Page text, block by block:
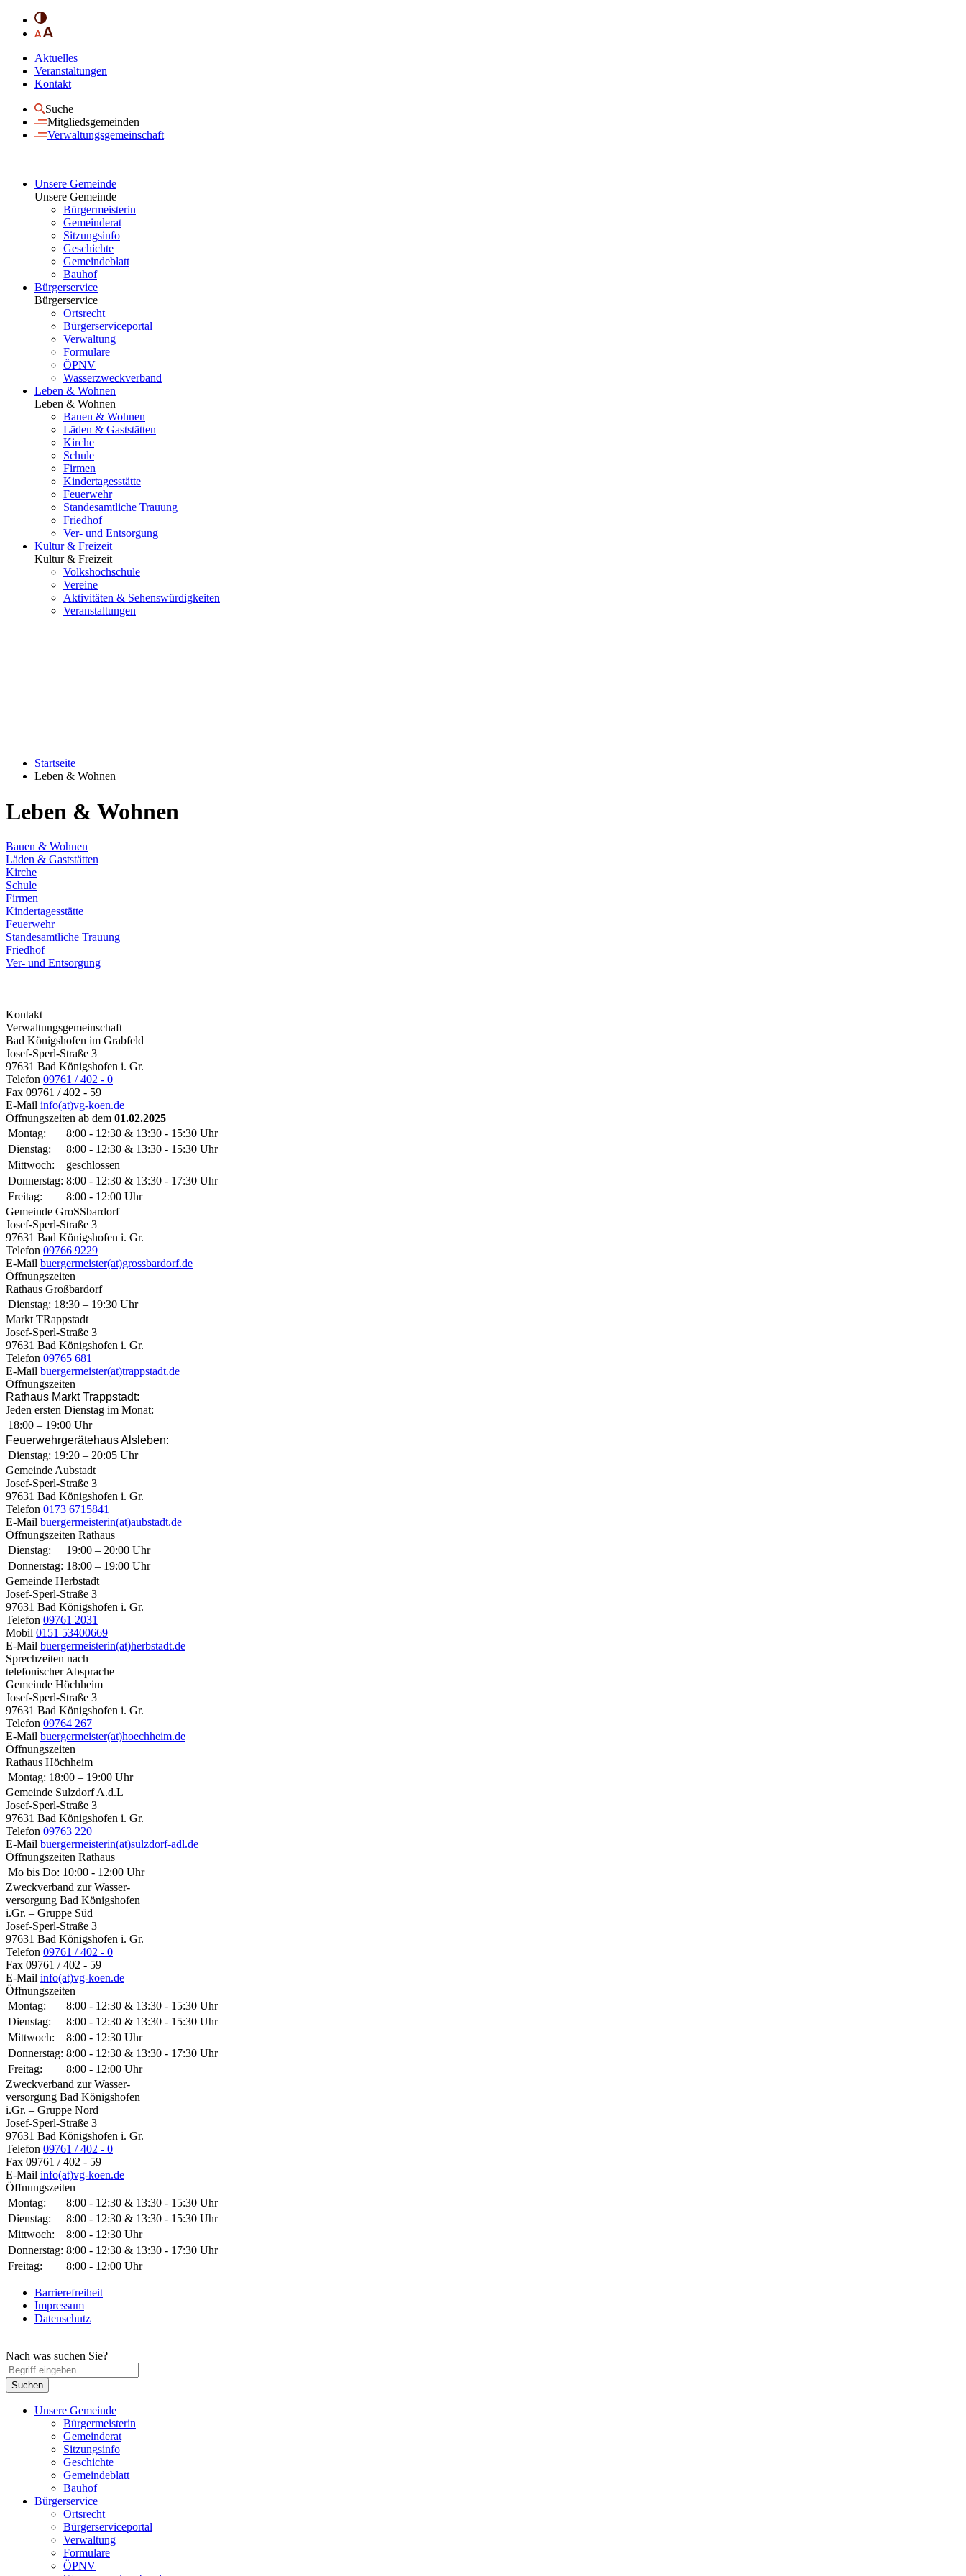
Aktuelles
Veranstaltungen
Kontakt
Suche
Mitgliedsgemeinden
Verwaltungsgemeinschaft
Unsere Gemeinde
Unsere Gemeinde
Bürgermeisterin
Gemeinderat
Sitzungsinfo
Geschichte
Gemeindeblatt
Bauhof
Bürgerservice
Bürgerservice
Ortsrecht
Bürgerserviceportal
Verwaltung
Formulare
ÖPNV
Wasserzweckverband
Leben & Wohnen
Leben & Wohnen
Bauen & Wohnen
Läden & Gaststätten
Kirche
Schule
Firmen
Kindertagesstätte
Feuerwehr
Standesamtliche Trauung
Friedhof
Ver- und Entsorgung
Kultur & Freizeit
Kultur & Freizeit
Volkshochschule
Vereine
Aktivitäten & Sehenswürdigkeiten
Veranstaltungen
Startseite
Leben & Wohnen
Leben & Wohnen
Bauen & Wohnen
Läden & Gaststätten
Kirche
Schule
Firmen
Kindertagesstätte
Feuerwehr
Standesamtliche Trauung
Friedhof
Ver- und Entsorgung
Kontakt
Verwaltungsgemeinschaft
Bad Königshofen im Grabfeld
Josef-Sperl-Straße 3
97631 Bad Königshofen i. Gr.
Telefon 09761 / 402 - 0
Fax 09761 / 402 - 59
E-Mail info(at)vg-koen.de
Öffnungszeiten ab dem 01.02.2025
Montag:
8:00 - 12:30 & 13:30 - 15:30 Uhr
Dienstag:
8:00 - 12:30 & 13:30 - 15:30 Uhr
Mittwoch:
geschlossen
Donnerstag: 8:00 - 12:30 & 13:30 - 17:30 Uhr
Freitag:
8:00 - 12:00 Uhr
Gemeinde GroSSbardorf
Josef-Sperl-Straße 3
97631 Bad Königshofen i. Gr.
Telefon 09766 9229
E-Mail buergermeister(at)grossbardorf.de
Öffnungszeiten
Rathaus Großbardorf
Dienstag: 18:30 – 19:30 Uhr
Markt TRappstadt
Josef-Sperl-Straße 3
97631 Bad Königshofen i. Gr.
Telefon 09765 681
E-Mail buergermeister(at)trappstadt.de
Öffnungszeiten
Rathaus Markt Trappstadt:
Jeden ersten Dienstag im Monat:
18:00 – 19:00 Uhr
Feuerwehrgerätehaus Alsleben:
Dienstag: 19:20 – 20:05 Uhr
Gemeinde Aubstadt
Josef-Sperl-Straße 3
97631 Bad Königshofen i. Gr.
Telefon 0173 6715841
E-Mail buergermeisterin(at)aubstadt.de
Öffnungszeiten Rathaus
Dienstag:
19:00 – 20:00 Uhr
Donnerstag: 18:00 – 19:00 Uhr
Gemeinde Herbstadt
Josef-Sperl-Straße 3
97631 Bad Königshofen i. Gr.
Telefon 09761 2031
Mobil 0151 53400669
E-Mail buergermeisterin(at)herbstadt.de
Sprechzeiten nach
telefonischer Absprache
Gemeinde Höchheim
Josef-Sperl-Straße 3
97631 Bad Königshofen i. Gr.
Telefon 09764 267
E-Mail buergermeister(at)hoechheim.de
Öffnungszeiten
Rathaus Höchheim
Montag: 18:00 – 19:00 Uhr
Gemeinde Sulzdorf A.d.L
Josef-Sperl-Straße 3
97631 Bad Königshofen i. Gr.
Telefon 09763 220
E-Mail buergermeisterin(at)sulzdorf-adl.de
Öffnungszeiten Rathaus
Mo bis Do: 10:00 - 12:00 Uhr
Zweckverband zur Wasser-
versorgung Bad Königshofen
i.Gr. – Gruppe Süd
Josef-Sperl-Straße 3
97631 Bad Königshofen i. Gr.
Telefon 09761 / 402 - 0
Fax 09761 / 402 - 59
E-Mail info(at)vg-koen.de
Öffnungszeiten
Montag:
8:00 - 12:30 & 13:30 - 15:30 Uhr
Dienstag:
8:00 - 12:30 & 13:30 - 15:30 Uhr
Mittwoch:
8:00 - 12:30 Uhr
Donnerstag: 8:00 - 12:30 & 13:30 - 17:30 Uhr
Freitag:
8:00 - 12:00 Uhr
Zweckverband zur Wasser-
versorgung Bad Königshofen
i.Gr. – Gruppe Nord
Josef-Sperl-Straße 3
97631 Bad Königshofen i. Gr.
Telefon 09761 / 402 - 0
Fax 09761 / 402 - 59
E-Mail info(at)vg-koen.de
Öffnungszeiten
Montag:
8:00 - 12:30 & 13:30 - 15:30 Uhr
Dienstag:
8:00 - 12:30 & 13:30 - 15:30 Uhr
Mittwoch:
8:00 - 12:30 Uhr
Donnerstag: 8:00 - 12:30 & 13:30 - 17:30 Uhr
Freitag:
8:00 - 12:00 Uhr
Barrierefreiheit
Impressum
Datenschutz
Nach was suchen Sie?
Unsere Gemeinde
Bürgermeisterin
Gemeinderat
Sitzungsinfo
Geschichte
Gemeindeblatt
Bauhof
Bürgerservice
Ortsrecht
Bürgerserviceportal
Verwaltung
Formulare
ÖPNV